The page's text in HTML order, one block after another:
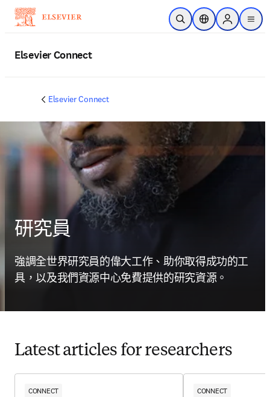
跳到主要內容
公開搜尋位置選擇器Sign in to
menu
Elsevier Connect
Elsevier Connect
研究員
強調全世界研究員的偉大工作、助你取得成功的工
具，以及我們資源中心免費提供的研究資源。
Latest articles for researchers
CONNECT CONNECT